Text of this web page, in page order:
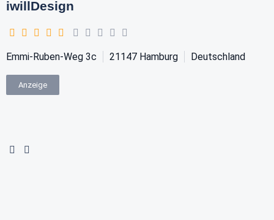
iwillDesign
Emmi-Ruben-Weg 3c 21147 Hamburg Deutschland
Anzeige